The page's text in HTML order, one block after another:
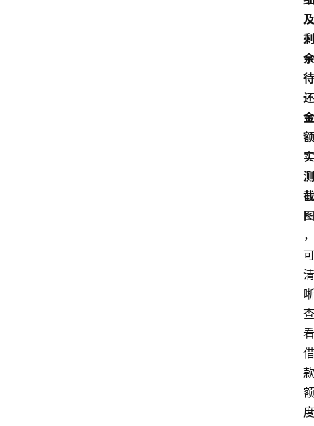
及
剩
余
待
还
金
额
实
测
截
图
，
可
清
晰
查
看
借
款
额
度